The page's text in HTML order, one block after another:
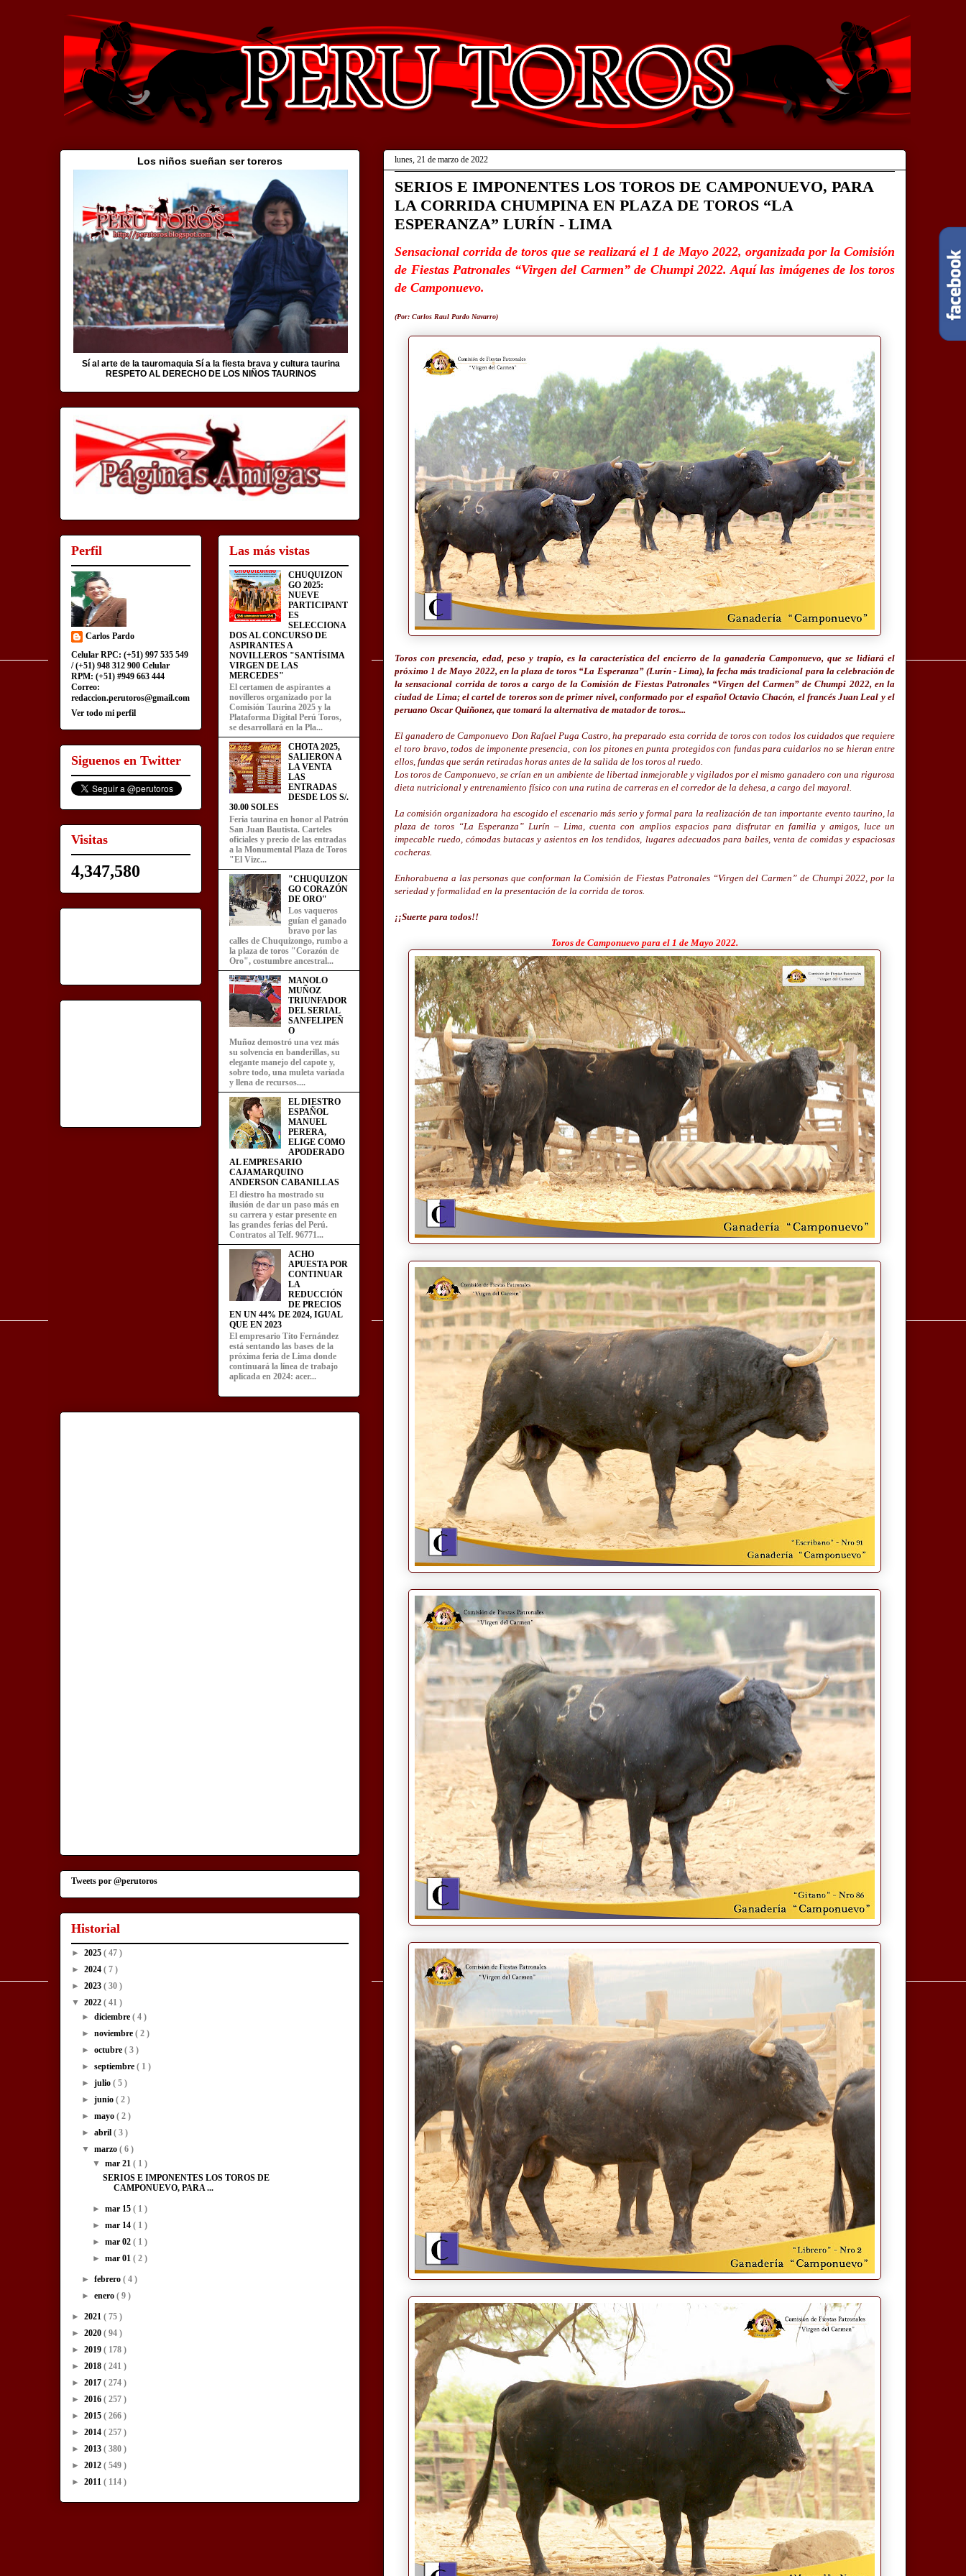
lunes, 21 de marzo de 2022
SERIOS E IMPONENTES LOS TOROS DE CAMPONUEVO, PARA
LA CORRIDA CHUMPINA EN PLAZA DE TOROS “LA
ESPERANZA” LURÍN - LIMA
Sensacional corrida de toros que se realizará el 1 de Mayo 2022, organizada por la Comisión
de Fiestas Patronales “Virgen del Carmen” de Chumpi 2022. Aquí las imágenes de los toros
de Camponuevo.
(Por: Carlos Raul Pardo Navarro)
Toros con presencia, edad, peso y trapío, es la característica del encierro de la ganadería Camponuevo, que se lidiará el
próximo 1 de Mayo 2022, en la plaza de toros “La Esperanza” (Lurín - Lima), la fecha más tradicional para la celebración de
la sensacional corrida de toros a cargo de la Comisión de Fiestas Patronales “Virgen del Carmen” de Chumpi 2022, en la
ciudad de Lima; el cartel de toreros son de primer nivel, conformado por el español Octavio Chacón, el francés Juan Leal y el
peruano Oscar Quiñonez, que tomará la alternativa de matador de toros...
El ganadero de Camponuevo Don Rafael Puga Castro, ha preparado esta corrida de toros con todos los cuidados que requiere
el toro bravo, todos de imponente presencia, con los pitones en punta protegidos con fundas para cuidarlos no se hieran entre
ellos, fundas que serán retiradas horas antes de la salida de los toros al ruedo.
Los toros de Camponuevo, se crían en un ambiente de libertad inmejorable y vigilados por el mismo ganadero con una rigurosa
dieta nutricional y entrenamiento físico con una rutina de carreras en el corredor de la dehesa, a cargo del mayoral.
La comisión organizadora ha escogido el escenario más serio y formal para la realización de tan importante evento taurino, la
plaza de toros “La Esperanza” Lurín – Lima, cuenta con amplios espacios para disfrutar en familia y amigos, luce un
impecable ruedo, cómodas butacas y asientos en los tendidos, lugares adecuados para bailes, venta de comidas y espaciosas
cocheras.
Enhorabuena a las personas que conforman la Comisión de Fiestas Patronales “Virgen del Carmen” de Chumpi 2022, por la
seriedad y formalidad en la presentación de la corrida de toros.
¡¡Suerte para todos!!
Toros de Camponuevo para el 1 de Mayo 2022.
Los niños sueñan ser toreros
Sí al arte de la tauromaquia Sí a la fiesta brava y cultura taurina
RESPETO AL DERECHO DE LOS NIÑOS TAURINOS
Perfil
Carlos Pardo
Celular RPC: (+51) 997 535 549
/ (+51) 948 312 900 Celular
RPM: (+51) #949 663 444
Correo:
redaccion.perutoros@gmail.com
Ver todo mi perfil
Siguenos en Twitter
Visitas
4,347,580
Las más vistas
CHUQUIZON
GO 2025:
NUEVE
PARTICIPANT
ES
SELECCIONA
DOS AL CONCURSO DE
ASPIRANTES A
NOVILLEROS "SANTÍSIMA
VIRGEN DE LAS
MERCEDES"
El certamen de aspirantes a
novilleros organizado por la
Comisión Taurina 2025 y la
Plataforma Digital Perú Toros,
se desarrollará en la Pla...
CHOTA 2025,
SALIERON A
LA VENTA
LAS
ENTRADAS
DESDE LOS S/.
30.00 SOLES
Feria taurina en honor al Patrón
San Juan Bautista. Carteles
oficiales y precio de las entradas
a la Monumental Plaza de Toros
"El Vizc...
"CHUQUIZON
GO CORAZÓN
DE ORO"
Los vaqueros
guían el ganado
bravo por las
calles de Chuquizongo, rumbo a
la plaza de toros "Corazón de
Oro", costumbre ancestral...
MANOLO
MUÑOZ
TRIUNFADOR
DEL SERIAL
SANFELIPEÑ
O
Muñoz demostró una vez más
su solvencia en banderillas, su
elegante manejo del capote y,
sobre todo, una muleta variada
y llena de recursos....
EL DIESTRO
ESPAÑOL
MANUEL
PERERA,
ELIGE COMO
APODERADO
AL EMPRESARIO
CAJAMARQUINO
ANDERSON CABANILLAS
El diestro ha mostrado su
ilusión de dar un paso más en
su carrera y estar presente en
las grandes ferias del Perú.
Contratos al Telf. 96771...
ACHO
APUESTA POR
CONTINUAR
LA
REDUCCIÓN
DE PRECIOS
EN UN 44% DE 2024, IGUAL
QUE EN 2023
El empresario Tito Fernández
está sentando las bases de la
próxima feria de Lima donde
continuará la línea de trabajo
aplicada en 2024: acer...
Tweets por @perutoros
Historial
► 2025 ( 47 )
► 2024 ( 7 )
► 2023 ( 30 )
▼ 2022 ( 41 )
►diciembre( 4 )
►noviembre( 2 )
►octubre( 3 )
►septiembre( 1 )
►julio( 5 )
►junio( 2 )
►mayo( 2 )
►abril( 3 )
▼marzo( 6 )
▼ mar 21 ( 1 )
SERIOS E IMPONENTES LOS TOROS DE
CAMPONUEVO, PARA ...
► mar 15 ( 1 )
► mar 14 ( 1 )
► mar 02 ( 1 )
► mar 01 ( 2 )
►febrero( 4 )
►enero( 9 )
► 2021 ( 75 )
► 2020 ( 94 )
► 2019 ( 178 )
► 2018 ( 241 )
► 2017 ( 274 )
► 2016 ( 257 )
► 2015 ( 266 )
► 2014 ( 257 )
► 2013 ( 380 )
► 2012 ( 549 )
► 2011 ( 114 )